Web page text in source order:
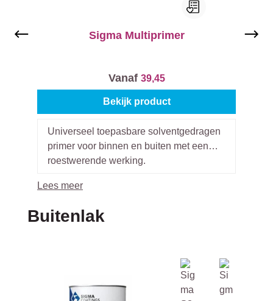
Sigma Multiprimer
Vanaf 39,45
Bekijk product
Universeel toepasbare solventgedragen
primer voor binnen en buiten met een
roestwerende werking.
Lees meer
Productgalerij overslaan
Buitenlak